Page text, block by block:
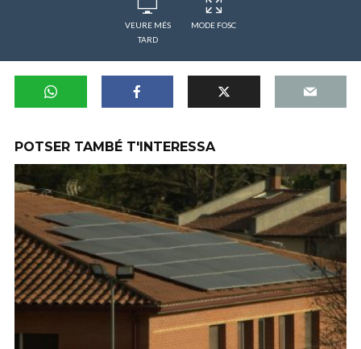
VEURE MÉS
TARD
MODE FOSC
POTSER TAMBÉ T'INTERESSA